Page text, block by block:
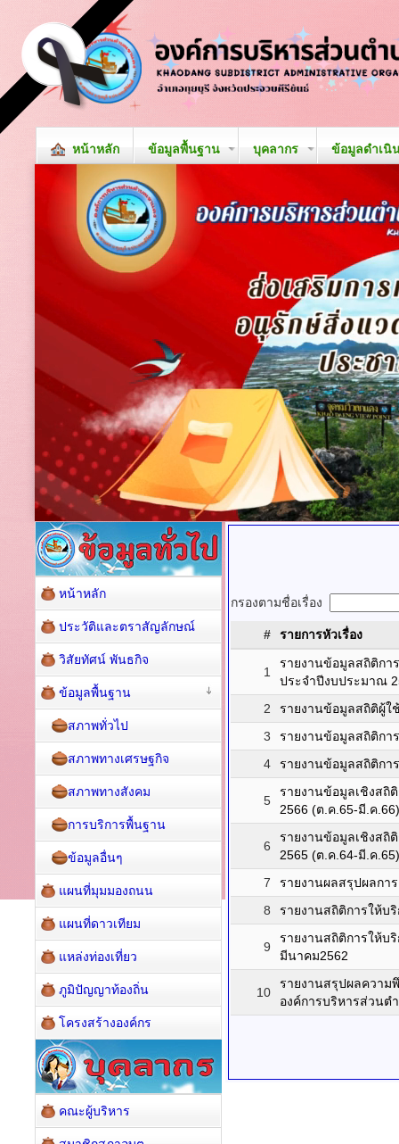
หน้าหลัก ข้อมูลพื้นฐาน บุคลากร ข้อมูลดำเนิ
กรองตามชื่อเรื่อง
# รายการหัวเรื่อง
1
รายงานข้อมูลสถิติกา
ประจำปีงบประมาณ
2
รายงานข้อมูลสถิติผู้ใ
3
รายงานข้อมูลสถิติกา
4
รายงานข้อมูลสถิติกา
5
รายงานข้อมูลเชิงสถิ
2566 (ต.ค.65-มี.ค.66)
6
รายงานข้อมูลเชิงสถิ
2565 (ต.ค.64-มี.ค.65)
7
รายงานผลสรุปผลการ
8
รายงานสถิติการให้บ
9
รายงานสถิติการให้บ
มีนาคม2562
10
รายงานสรุปผลความ
องค์การบริหารส่วนต
หน้าหลัก
ประวัติและตราสัญลักษณ์
วิสัยทัศน์ พันธกิจ
ข้อมูลพื้นฐาน
สภาพทั่วไป
สภาพทางเศรษฐกิจ
สภาพทางสังคม
การบริการพื้นฐาน
ข้อมูลอื่นๆ
แผนที่มุมมองถนน
แผนที่ดาวเทียม
แหล่งท่องเที่ยว
ภูมิปัญญาท้องถิ่น
โครงสร้างองค์กร
คณะผู้บริหาร